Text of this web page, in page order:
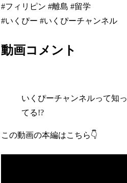
#フィリピン #離島 #留学
#いくぴー #いくぴーチャンネル
動画コメント
いくぴーチャンネルって知っ
てる!?
この動画の本編はこちら👇